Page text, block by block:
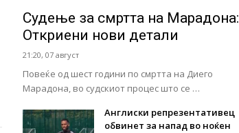
Судење за смртта на Марадона:
Откриени нови детали
21:20, 07 август
Повеќе од шест години по смртта на Диего
Марадона, во судскиот процес што се …
Англиски репрезентативец
обвинет за напад во ноќен